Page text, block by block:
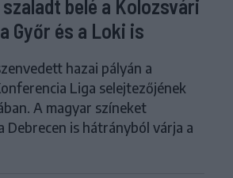
belé a Kolozsvári
Győr és a Loki is
hazai pályán a
Liga selejtezőjének
A magyar színeket
Debrecen is hátrányból várja a